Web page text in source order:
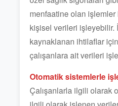
menfaatine olan işlemler
kişisel verileri işleyebilir.
kaynaklanan ihtilaflar
çalışanlara ait verileri
Otomatik sistemlerle
Çalışanlarla ilgili olarak